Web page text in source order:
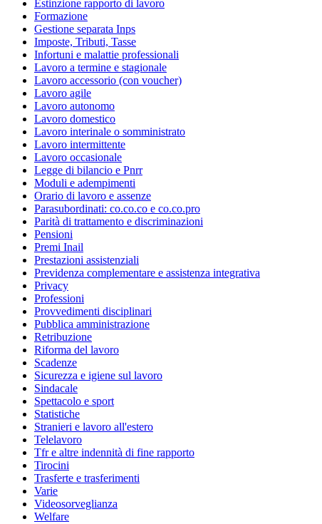
Estinzione rapporto di lavoro
Formazione
Gestione separata Inps
Imposte, Tributi, Tasse
Infortuni e malattie professionali
Lavoro a termine e stagionale
Lavoro accessorio (con voucher)
Lavoro agile
Lavoro autonomo
Lavoro domestico
Lavoro interinale o somministrato
Lavoro intermittente
Lavoro occasionale
Legge di bilancio e Pnrr
Moduli e adempimenti
Orario di lavoro e assenze
Parasubordinati: co.co.co e co.co.pro
Parità di trattamento e discriminazioni
Pensioni
Premi Inail
Prestazioni assistenziali
Previdenza complementare e assistenza integrativa
Privacy
Professioni
Provvedimenti disciplinari
Pubblica amministrazione
Retribuzione
Riforma del lavoro
Scadenze
Sicurezza e igiene sul lavoro
Sindacale
Spettacolo e sport
Statistiche
Stranieri e lavoro all'estero
Telelavoro
Tfr e altre indennità di fine rapporto
Tirocini
Trasferte e trasferimenti
Varie
Videosorveglianza
Welfare